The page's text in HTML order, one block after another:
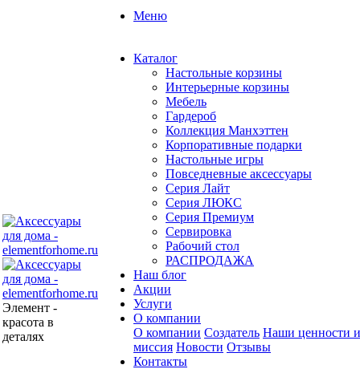
Элемент -
красота в
деталях
Меню
Каталог
Настольные корзины
Интерьерные корзины
Мебель
Гардероб
Коллекция Манхэттен
Корпоративные подарки
Настольные игры
Повседневные аксессуары
Серия Лайт
Серия ЛЮКС
Серия Премиум
Сервировка
Рабочий стол
РАСПРОДАЖА
Наш блог
Акции
Услуги
О компании
О компании Создатель Наши ценности и
миссия Новости Отзывы
Контакты